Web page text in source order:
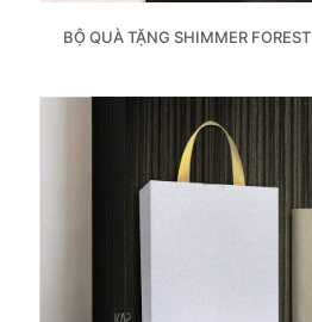
BỘ QUÀ TẶNG SHIMMER FOREST